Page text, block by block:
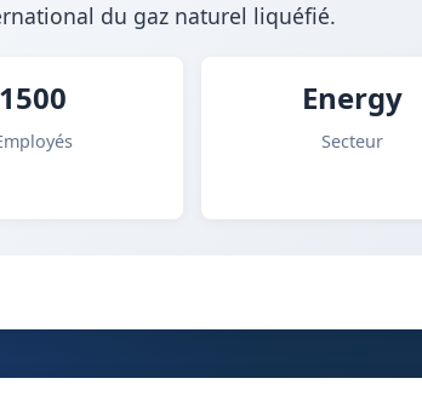
du gaz naturel liquéfié.
1500 Energy
Secteur